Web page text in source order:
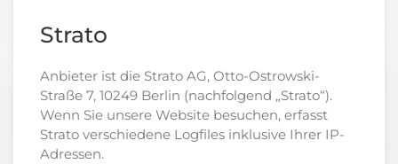
Strato
Anbieter ist die Strato AG, Otto-Ostrowski-
Straße 7, 10249 Berlin (nachfolgend „Strato“).
Wenn Sie unsere Website besuchen, erfasst
Strato verschiedene Logfiles inklusive Ihrer IP-
Adressen.